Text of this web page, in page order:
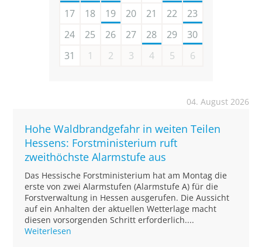
17
18 19 20 21 22
23
24
25 26 27 28 29
30
31
1 2 3 4 5 6
04. August 2026
Hohe Waldbrandgefahr in weiten Teilen
Hessens: Forstministerium ruft
zweithöchste Alarmstufe aus
Das Hessische Forstministerium hat am Montag die
erste von zwei Alarmstufen (Alarmstufe A) für die
Forstverwaltung in Hessen ausgerufen. Die Aussicht
auf ein Anhalten der aktuellen Wetterlage macht
diesen vorsorgenden Schritt erforderlich....
Weiterlesen